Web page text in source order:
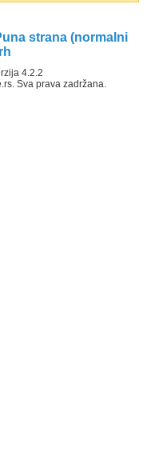
strana (normalni
4.2.2
Sva prava zadržana.